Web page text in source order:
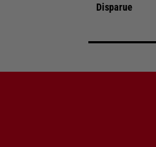
Disparue